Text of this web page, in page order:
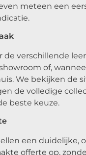
meteen een
de verschillende
of,
We bekijken de
de volledige
beste keuze.
een duidelijke,
offerte op,